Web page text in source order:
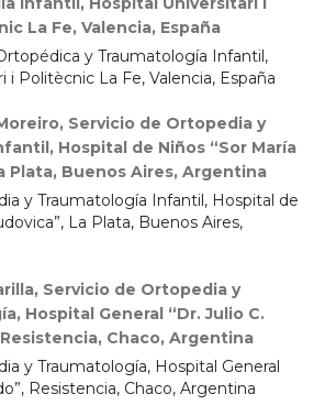
La Fe, Valencia, España
y Traumatología Infantil,
i Politècnic La Fe, Valencia, España
Servicio de Ortopedia y
Hospital de Niños “Sor María
Plata, Buenos Aires, Argentina
y Traumatología Infantil, Hospital de
La Plata, Buenos Aires,
Servicio de Ortopedia y
Hospital General “Dr. Julio C.
Chaco, Argentina
y Traumatología, Hospital General
Resistencia, Chaco, Argentina